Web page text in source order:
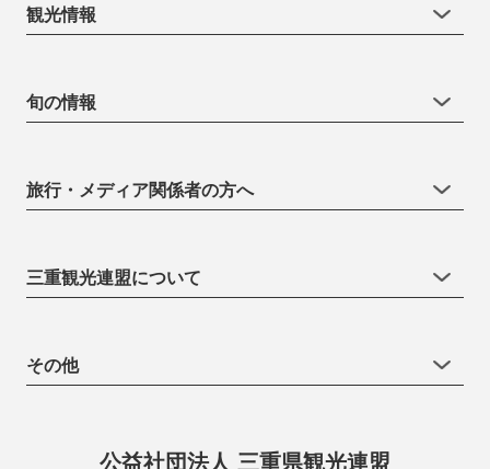
観光情報
旬の情報
旅行・メディア関係者の方へ
三重観光連盟について
その他
公益社団法人 三重県観光連盟